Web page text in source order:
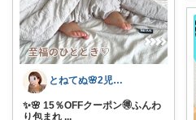
とねてぬ🌸2児ママ✿毎日をラク&快適に
✨🌸 15％OFFクーポン🉐ふんわ
り包まれ ...